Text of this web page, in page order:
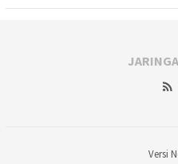
Versi